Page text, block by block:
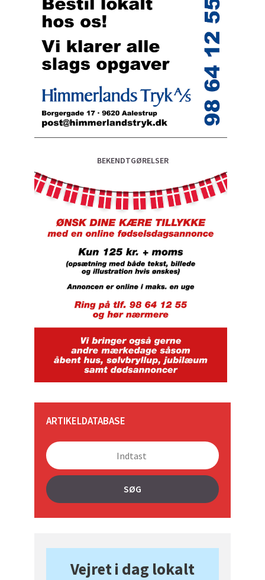
BEKENDTGØRELSER
ARTIKELDATABASE
SØG
Vejret i dag lokalt